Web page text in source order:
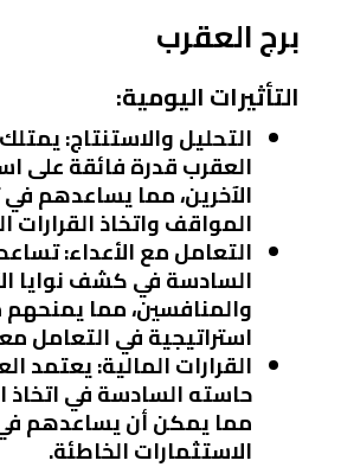
برج العقرب
التأثيرات اليومية:
التحليل والاستنتاج:
العقرب قدرة فائقة على
الآخرين، مما يساعدهم
المواقف واتخاذ القرارات
التعامل مع الأعداء:
السادسة في كشف نوايا
والمنافسين، مما يمنحهم
استراتيجية في التعامل
القرارات المالية:يعتمد
حاسته السادسة في اتخاذ
مما يمكن أن يساعدهم
الاستثمارات الخاطئة.